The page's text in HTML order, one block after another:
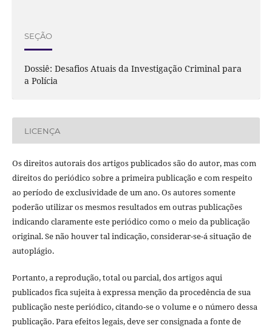
SEÇÃO
Dossiê: Desafios Atuais da Investigação Criminal para
a Polícia
LICENÇA
Os direitos autorais dos artigos publicados são do autor, mas com
direitos do periódico sobre a primeira publicação e com respeito
ao período de exclusividade de um ano. Os autores somente
poderão utilizar os mesmos resultados em outras publicações
indicando claramente este periódico como o meio da publicação
original. Se não houver tal indicação, considerar-se-á situação de
autoplágio.
Portanto, a reprodução, total ou parcial, dos artigos aqui
publicados fica sujeita à expressa menção da procedência de sua
publicação neste periódico, citando-se o volume e o número dessa
publicação. Para efeitos legais, deve ser consignada a fonte de